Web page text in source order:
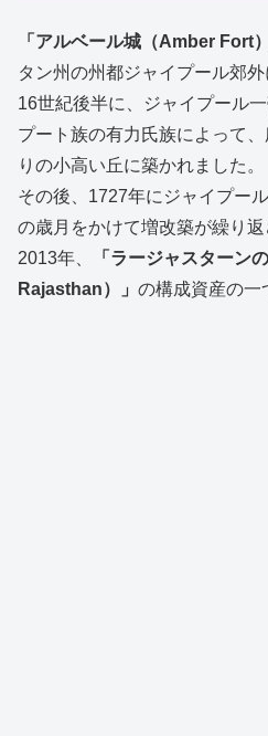
「アルベール城（Amber Fort）
タン州の州都ジャイプール郊外
16世紀後半に、ジャイプール
プート族の有力氏族によって
りの小高い丘に築かれました。
その後、1727年にジャイプー
の歳月をかけて増改築が繰り返
2013年、
「ラージャスターン
Rajasthan）」 の構成資産の一